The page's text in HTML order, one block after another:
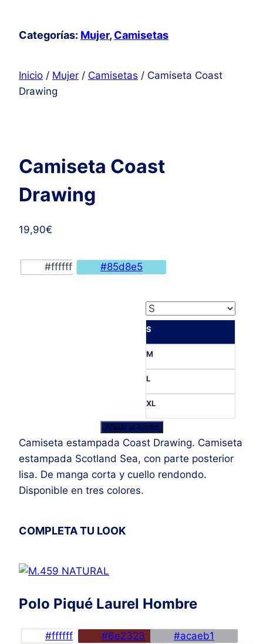
Categorías: Mujer, Camisetas
Inicio / Mujer / Camisetas / Camiseta Coast
Drawing
Camiseta Coast
Drawing
19,90€
#ffffff #85d8e5
S
M
L
XL
Camiseta
Coast
Drawing
cantidad
Añadir al carrito
Camiseta estampada Coast Drawing. Camiseta
estampada Scotland Sea, con parte posterior
lisa. De manga corta y cuello rendondo.
Disponible en tres colores.
COMPLETA TU LOOK
Polo Piqué Laurel Hombre
#ffffff #6e2323
#acaeb1